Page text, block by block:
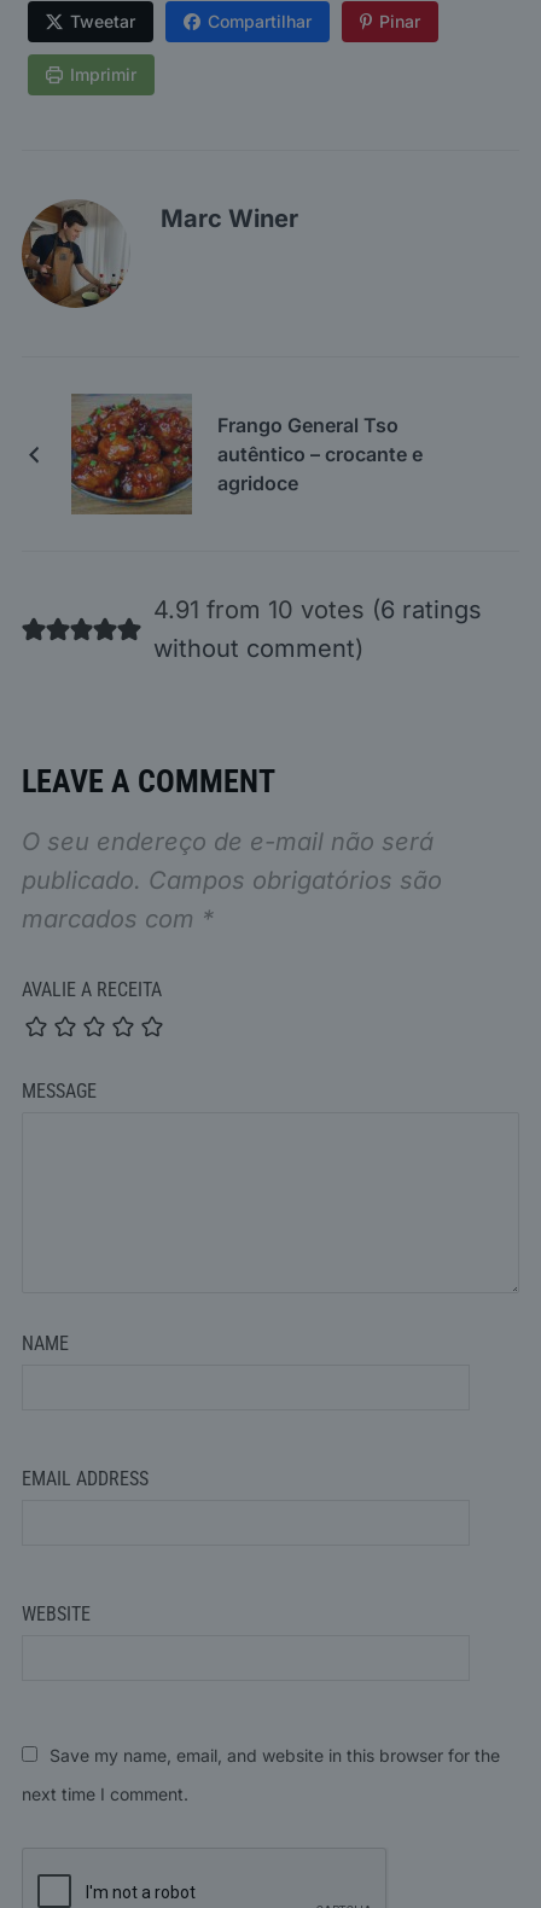
Tweetar Compartilhar Pinar
Imprimir
Marc Winer
Frango General Tso
autêntico – crocante e
agridoce
4.91 from 10 votes (6 ratings
without comment)
LEAVE A COMMENT
O seu endereço de e-mail não será
publicado. Campos obrigatórios são
marcados com *
AVALIE A RECEITA
MESSAGE
NAME
EMAIL ADDRESS
WEBSITE
Save my name, email, and website in this browser for the
next time I comment.